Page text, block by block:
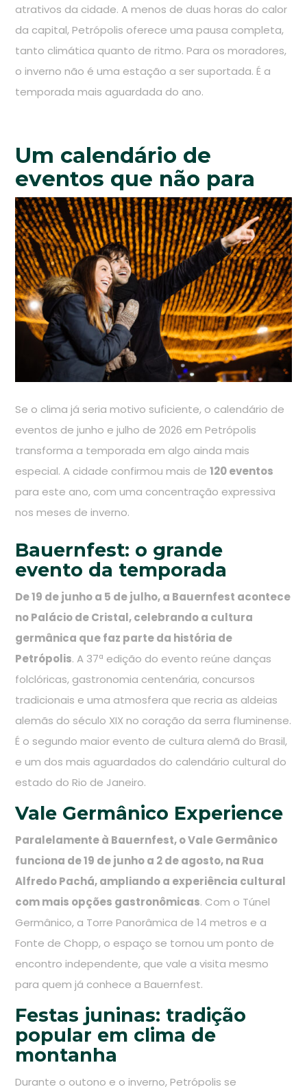
atrativos da cidade. A menos de duas horas do calor
da capital, Petrópolis oferece uma pausa completa,
tanto climática quanto de ritmo. Para os moradores,
o inverno não é uma estação a ser suportada. É a
temporada mais aguardada do ano.
Um calendário de
eventos que não para
Se o clima já seria motivo suficiente, o calendário de
eventos de junho e julho de 2026 em Petrópolis
transforma a temporada em algo ainda mais
especial. A cidade confirmou mais de120 eventos
para este ano, com uma concentração expressiva
nos meses de inverno.
Bauernfest: o grande
evento da temporada
De 19 de junho a 5 de julho, a Bauernfest acontece
no Palácio de Cristal, celebrando a cultura
germânica que faz parte da história de
Petrópolis. A 37ª edição do evento reúne danças
folclóricas, gastronomia centenária, concursos
tradicionais e uma atmosfera que recria as aldeias
alemãs do século XIX no coração da serra fluminense.
É o segundo maior evento de cultura alemã do Brasil,
e um dos mais aguardados do calendário cultural do
estado do Rio de Janeiro.
Vale Germânico Experience
Paralelamente à Bauernfest, o Vale Germânico
funciona de 19 de junho a 2 de agosto, na Rua
Alfredo Pachá, ampliando a experiência cultural
com mais opções gastronômicas. Com o Túnel
Germânico, a Torre Panorâmica de 14 metros e a
Fonte de Chopp, o espaço se tornou um ponto de
encontro independente, que vale a visita mesmo
para quem já conhece a Bauernfest.
Festas juninas: tradição
popular em clima de
montanha
Durante o outono e o inverno, Petrópolis se